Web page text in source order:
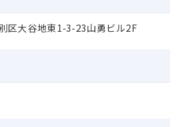
区大谷地東1-3-23山勇ビル2F